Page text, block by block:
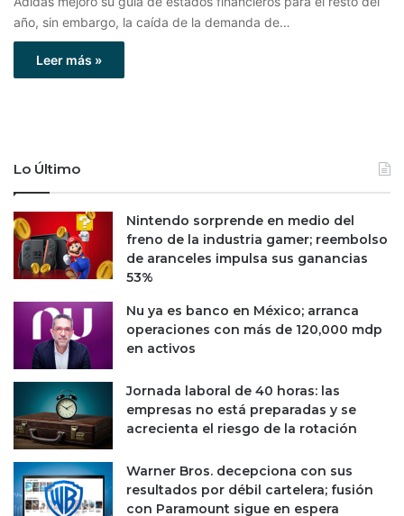
año, sin embargo, la caída de la demanda de…
Leer más »
Lo Último
Nintendo sorprende en medio del
freno de la industria gamer; reembolso
de aranceles impulsa sus ganancias
53%
Nu ya es banco en México; arranca
operaciones con más de 120,000 mdp
en activos
Jornada laboral de 40 horas: las
empresas no está preparadas y se
acrecienta el riesgo de la rotación
Warner Bros. decepciona con sus
resultados por débil cartelera; fusión
con Paramount sigue en espera